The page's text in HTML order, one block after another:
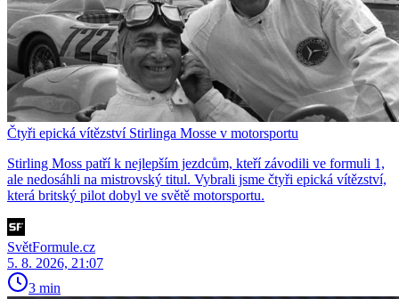
Čtyři epická vítězství Stirlinga Mosse v motorsportu
Stirling Moss patří k nejlepším jezdcům, kteří závodili ve formuli 1,
ale nedosáhli na mistrovský titul. Vybrali jsme čtyři epická vítězství,
která britský pilot dobyl ve světě motorsportu.
SvětFormule.cz
5. 8. 2026, 21:07
3 min